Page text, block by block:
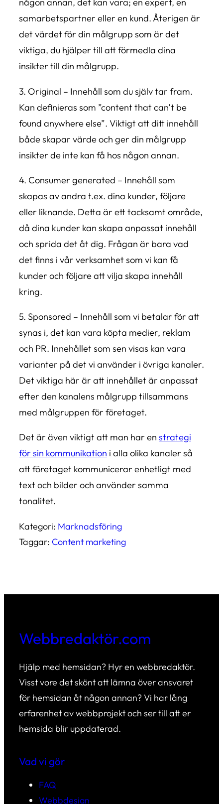
någon annan, det kan vara; en expert, en
samarbetspartner eller en kund. Återigen är
det värdet för din målgrupp som är det
viktiga, du hjälper till att förmedla dina
insikter till din målgrupp.
3. Original – Innehåll som du själv tar fram.
Kan definieras som ”content that can’t be
found anywhere else”. Viktigt att ditt innehåll
både skapar värde och ger din målgrupp
insikter de inte kan få hos någon annan.
4. Consumer generated – Innehåll som
skapas av andra t.ex. dina kunder, följare
eller liknande. Detta är ett tacksamt område,
då dina kunder kan skapa anpassat innehåll
och sprida det åt dig. Frågan är bara vad
det finns i vår verksamhet som vi kan få
kunder och följare att vilja skapa innehåll
kring.
5. Sponsored – Innehåll som vi betalar för att
synas i, det kan vara köpta medier, reklam
och PR. Innehållet som sen visas kan vara
varianter på det vi använder i övriga kanaler.
Det viktiga här är att innehållet är anpassat
efter den kanalens målgrupp tillsammans
med målgruppen för företaget.
Det är även viktigt att man har en strategi
för sin kommunikation i alla olika kanaler så
att företaget kommunicerar enhetligt med
text och bilder och använder samma
tonalitet.
Kategori: Marknadsföring
Taggar: Content marketing
Webbredaktör.com
Hjälp med hemsidan? Hyr en webbredaktör.
Visst vore det skönt att lämna över ansvaret
för hemsidan åt någon annan? Vi har lång
erfarenhet av webbprojekt och ser till att er
hemsida blir uppdaterad.
Vad vi gör
FAQ
Webbdesign